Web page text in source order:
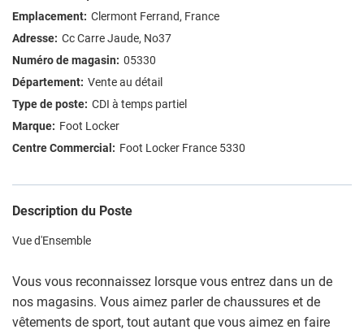
RECHERCHE DE TRAVAIL
Clermont Ferrand, France
Cc Carre Jaude, No37
05330
Vente au détail
CDI à temps partiel
Foot Locker
Foot Locker France 5330
Description du Poste
Vue d'Ensemble
Vous vous reconnaissez lorsque vous entrez dans un de
nos magasins. Vous aimez parler de chaussures et de
vêtements de sport, tout autant que vous aimez en faire